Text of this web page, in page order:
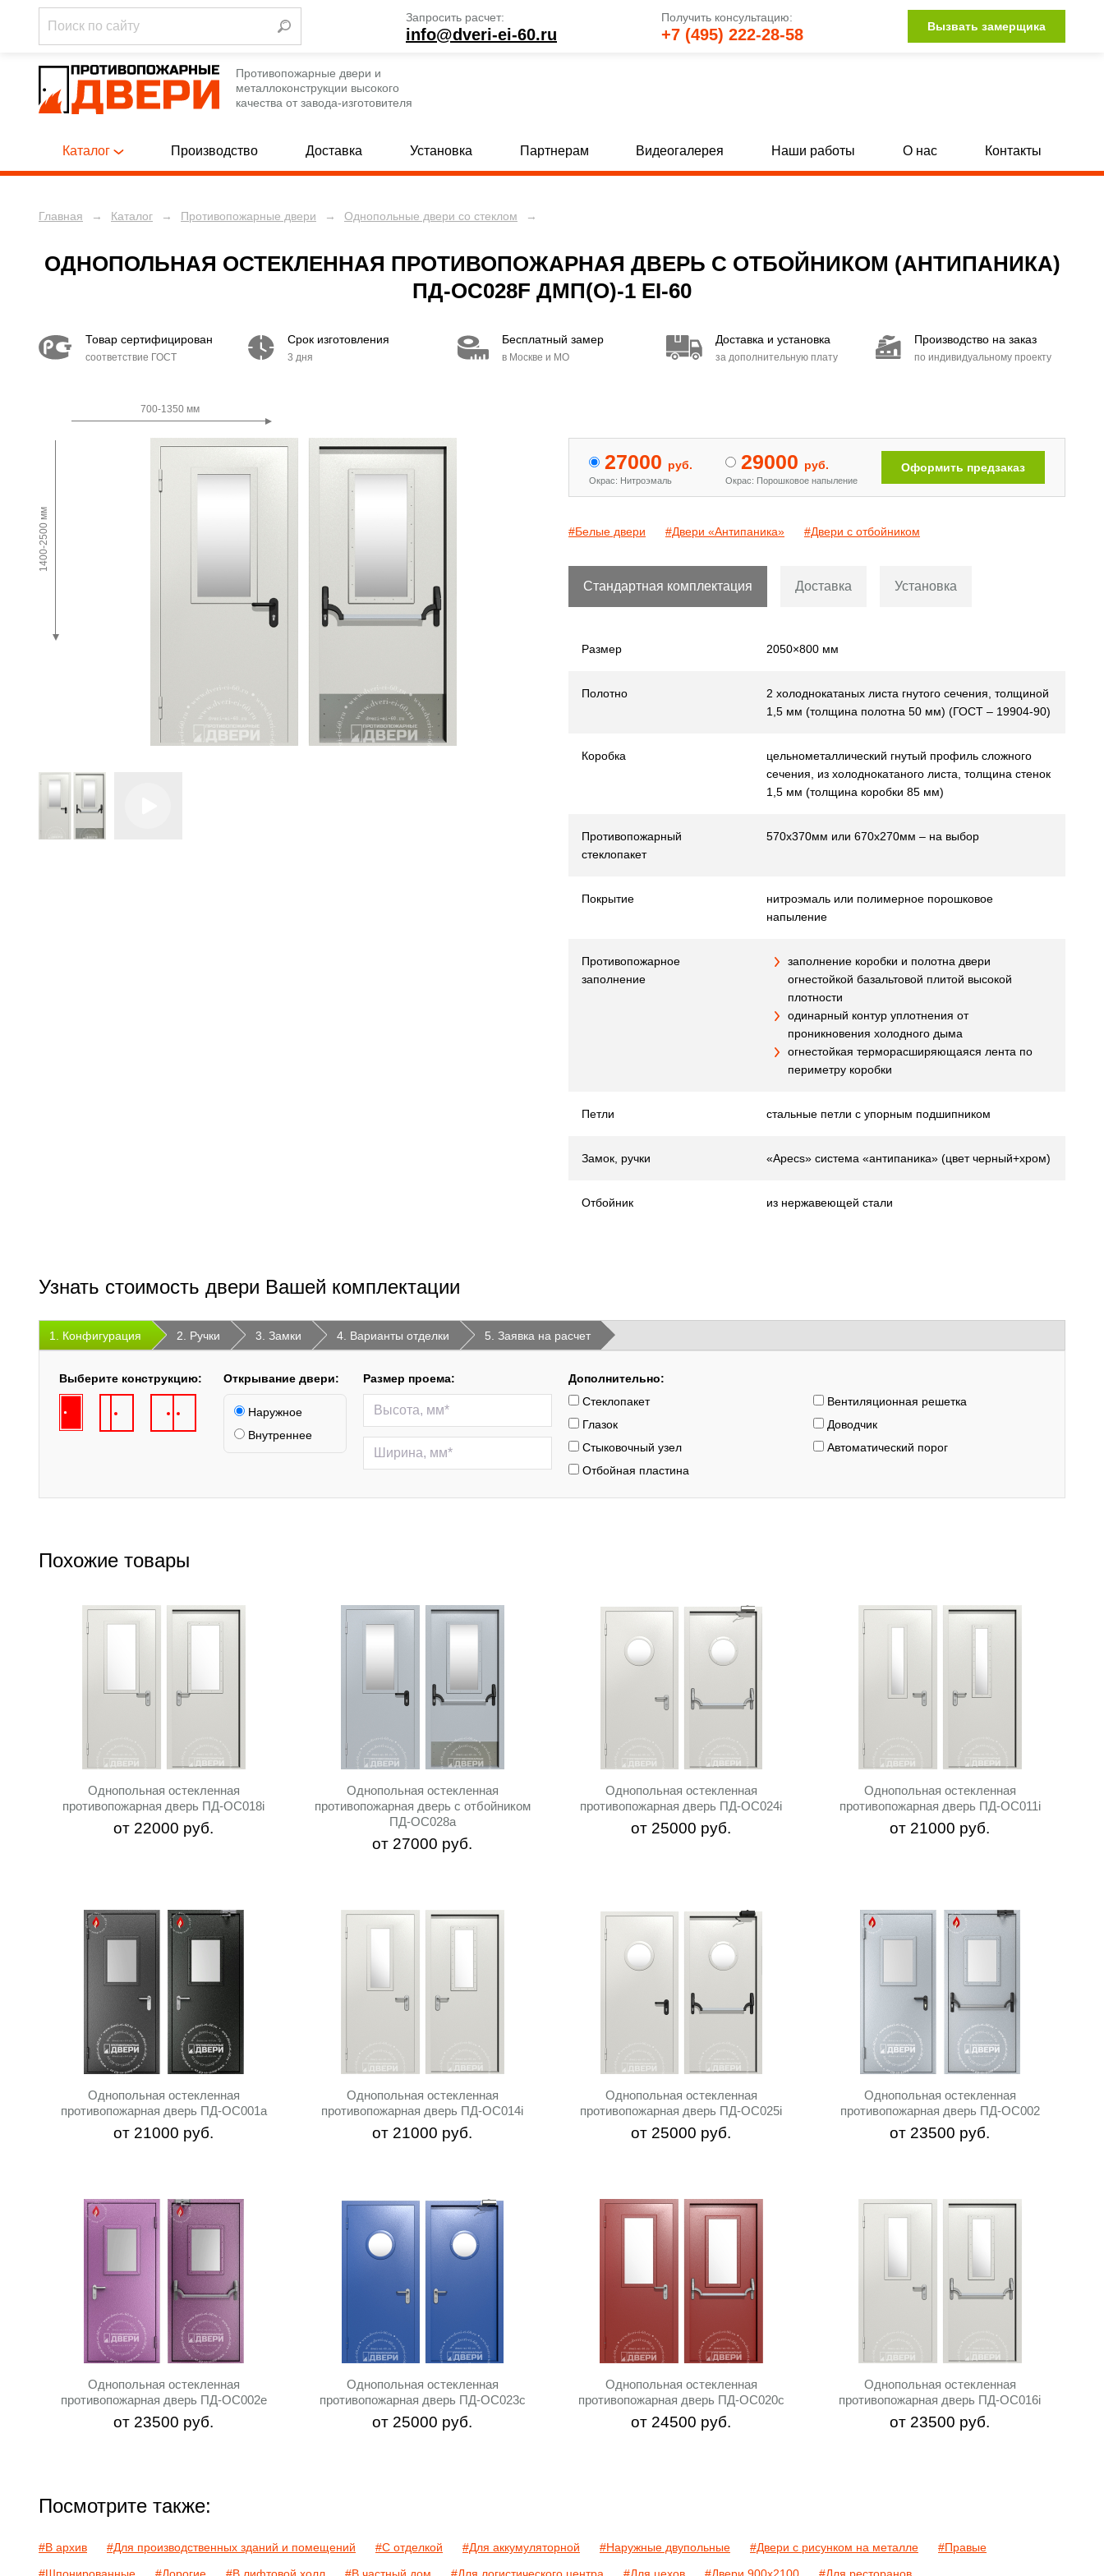
Запросить расчет:
info@dveri-ei-60.ru
Получить консультацию:
+7 (495) 222-28-58 Вызвать замерщика
Противопожарные двери и
металлоконструкции высокого
качества от завода-изготовителя
Каталог
ПРОТИВОПОЖАРНЫЕ ДВЕРИ [788]
ПРОТИВОПОЖАРНЫЕ ЛЮКИ [12]
Однопольные глухие двери [69]
Двупольные двери со стеклом Двупольные глухие двери с МДФ
Полуторные двери с МДФ и стеклом [15] Двери EI 30 Двери с иллюминатором
Производство Доставка Установка Партнерам Видеогалерея Наши работы О нас Контакты
Главная → Каталог → Противопожарные двери → Однопольные двери со стеклом →
ОДНОПОЛЬНАЯ ОСТЕКЛЕННАЯ ПРОТИВОПОЖАРНАЯ ДВЕРЬ С ОТБОЙНИКОМ (АНТИПАНИКА)
ПД-ОС028F ДМП(О)-1 EI-60
Товар сертифицирован
соответствие ГОСТ
Срок изготовления
3 дня
Бесплатный замер
в Москве и МО
Доставка и установка
за дополнительную плату
Производство на заказ
по индивидуальному проекту
700-1350 мм
1400-2500 мм
27000 руб.
Окрас: Нитроэмаль
29000 руб.
Окрас: Порошковое напыление
Оформить предзаказ
#Белые двери #Двери «Антипаника» #Двери с отбойником
Стандартная комплектация Доставка Установка
Размер 2050×800 мм
Полотно
2 холоднокатаных листа гнутого сечения, толщиной
1,5 мм (толщина полотна 50 мм) (ГОСТ – 19904-90)
Коробка
цельнометаллический гнутый профиль сложного
сечения, из холоднокатаного листа, толщина стенок
1,5 мм (толщина коробки 85 мм)
Противопожарный
стеклопакет
570х370мм или 670х270мм – на выбор
Покрытие
нитроэмаль или полимерное порошковое
напыление
Противопожарное
заполнение
заполнение коробки и полотна двери
огнестойкой базальтовой плитой высокой
плотности
одинарный контур уплотнения от
проникновения холодного дыма
огнестойкая терморасширяющаяся лента по
периметру коробки
Петли стальные петли с упорным подшипником
Замок, ручки «Apecs» система «антипаника» (цвет черный+хром)
Отбойник из нержавеющей стали
Узнать стоимость двери Вашей комплектации
1. Конфигурация 2. Ручки 3. Замки 4. Варианты отделки 5. Заявка на расчет
Выберите конструкцию: Открывание двери:
Наружное
Внутреннее
Размер проема:
Дополнительно:
Стеклопакет
Вентиляционная решетка
Глазок
Доводчик
Стыковочный узел
Автоматический порог
Отбойная пластина
Похожие товары
Однопольная остекленная
противопожарная дверь ПД-ОС018i
от 22000 руб.
Однопольная остекленная
противопожарная дверь с отбойником
ПД-ОС028a
от 27000 руб.
Однопольная остекленная
противопожарная дверь ПД-ОС024i
от 25000 руб.
Однопольная остекленная
противопожарная дверь ПД-ОС011i
от 21000 руб.
Однопольная остекленная
противопожарная дверь ПД-ОС001a
от 21000 руб.
Однопольная остекленная
противопожарная дверь ПД-ОС014i
от 21000 руб.
Однопольная остекленная
противопожарная дверь ПД-ОС025i
от 25000 руб.
Однопольная остекленная
противопожарная дверь ПД-ОС002
от 23500 руб.
Однопольная остекленная
противопожарная дверь ПД-ОС002e
от 23500 руб.
Однопольная остекленная
противопожарная дверь ПД-ОС023c
от 25000 руб.
Однопольная остекленная
противопожарная дверь ПД-ОС020c
от 24500 руб.
Однопольная остекленная
противопожарная дверь ПД-ОС016i
от 23500 руб.
Посмотрите также:
#В архив #Для производственных зданий и помещений #С отделкой #Для аккумуляторной #Наружные двупольные #Двери с рисунком на металле
#Правые